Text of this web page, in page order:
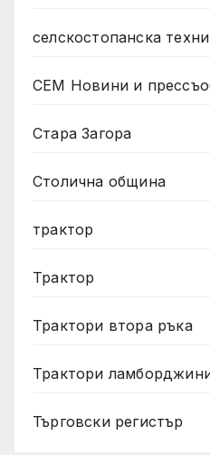
селскостопанска
СЕМ Новини и
Стара Загора
Столична община
трактор
Трактор
Трактори втора ръка
Трактори
Търговски регистър